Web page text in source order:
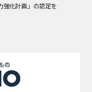
強化計画」の認定を